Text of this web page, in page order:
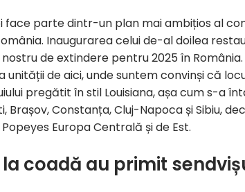
face parte dintr-un plan mai ambițios al
Inaugurarea celui de-al doilea
de extindere pentru 2025 în
de aici, unde suntem convinși că
pregătit în stil Louisiana, așa cum s-a
Brașov, Constanța, Cluj-Napoca și Sibiu,
Europa Centrală și de Est.
la coadă au primit